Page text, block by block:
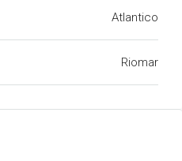
Atlantico
Riomar